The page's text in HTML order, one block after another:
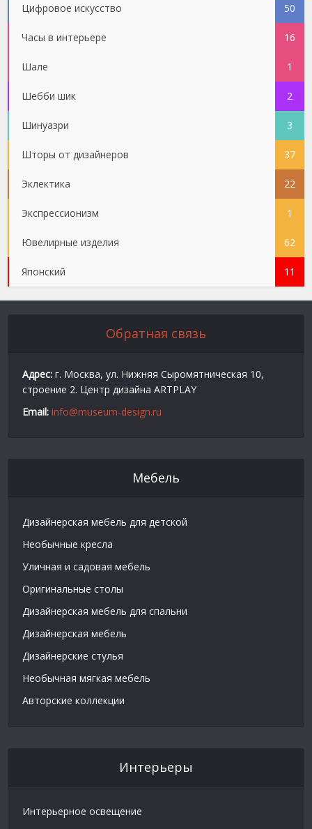
Цифровое искусство 50
Часы в интерьере 16
Шале 1
Шебби шик 2
Шинуазри 3
Шторы от дизайнеров 37
Эклектика 22
Экспрессионизм 1
Ювелирные изделия 62
Японский 11
Обратная связь
Адрес: г. Москва, ул. Нижняя Сыромятническая 10,
строение 2. Центр дизайна ARTPLAY
Email: info@museum-design.ru
Мебель
Дизайнерская мебель для детской
Необычные кресла
Уличная и садовая мебель
Оригинальные столы
Дизайнерская мебель для спальни
Дизайнерская мебель
Дизайнерские стулья
Необычная мягкая мебель
Авторские коллекции
Интерьеры
Интерьерное освещение